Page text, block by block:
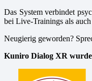
Das System verbindet
bei Live-Trainings als
Neugierig geworden?
Kuniro Dialog XR